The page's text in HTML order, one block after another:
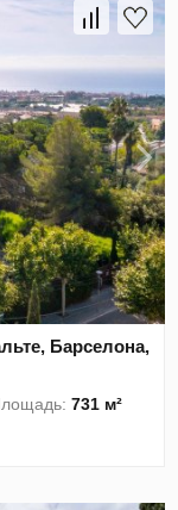
Барселона,
731 м²